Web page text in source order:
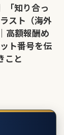
「知り合っ
スト（海外
高額報酬め
ト番号を伝
こと